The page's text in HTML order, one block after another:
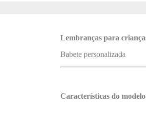
Lembranças para
Babete personalizada
Características do